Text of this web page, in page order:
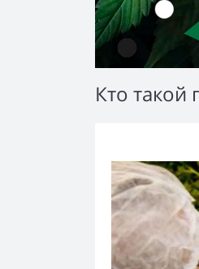
Кто такой